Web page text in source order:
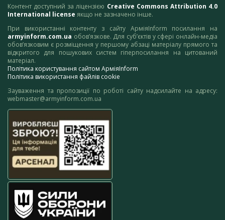
Контент доступний за ліцензією Creative Commons Attribution 4.0
International license якщо не зазначено інше.
При використанні контенту з сайту АрміяInform посилання на
armyinform.com.ua обов’язкове. Для суб’єктів у сфері онлайн-медіа
обов’язковим є розміщення у першому абзаці матеріалу прямого та
відкритого для пошукових систем гіперпосилання на цитований
матеріал.
Політика користування сайтом АрміяInform
Політика використання файлів cookie
Зауваження та пропозиції по роботі сайту надсилайте на адресу:
webmaster@armyinform.com.ua